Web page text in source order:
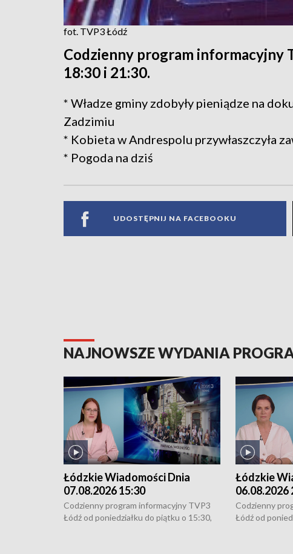
fot. TVP3 Łódź
Codzienny program informacyjny
18:30 i 21:30.
* Władze gminy zdobyły pieniądze na
Zadzimiu
* Kobieta w Andrespolu przywłaszczyła
* Pogoda na dziś
UDOSTĘPNIJ NA FACEBOOKU
NAJNOWSZE WYDANIA
Łódzkie Wiadomości Dnia
07.08.2026 15:30
Codzienny program informacyjny TVP3
Łódź od poniedziałku do piątku o 15:30,
Łódzkie
06.08.2026
Codzienny
Łódź od